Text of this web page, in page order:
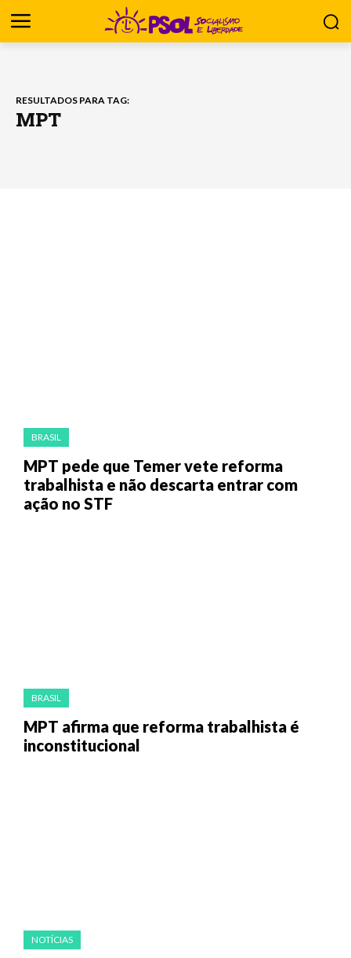
RESULTADOS PARA TAG:
MPT
BRASIL
MPT pede que Temer vete reforma
trabalhista e não descarta entrar com
ação no STF
BRASIL
MPT afirma que reforma trabalhista é
inconstitucional
NOTÍCIAS